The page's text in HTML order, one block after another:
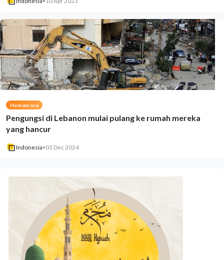
Humaniora
Pengungsi di Lebanon mulai pulang ke rumah mereka
yang hancur
Indonesia•03 Dec 2024